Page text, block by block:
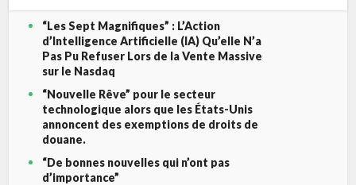
“Les Sept Magnifiques” : L’Action
d’Intelligence Artificielle (IA) Qu’elle N’a
Pas Pu Refuser Lors de la Vente Massive
sur le Nasdaq
“Nouvelle Rêve” pour le secteur
technologique alors que les États-Unis
annoncent des exemptions de droits de
douane.
“De bonnes nouvelles qui n’ont pas
d’importance”